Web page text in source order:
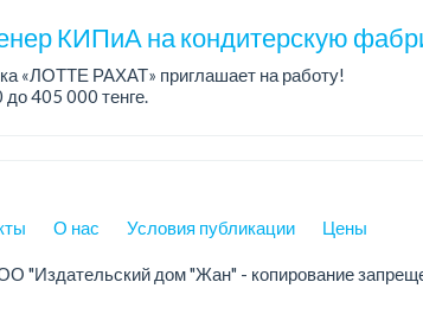
КИПиА на кондитерскую
«ЛОТТЕ РАХАТ» приглашает на работу!
405 000 тенге.
О нас Условия публикации Цены
"Издательский дом "Жан" - копирование